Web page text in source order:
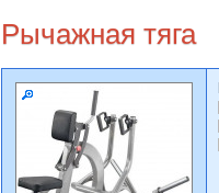
Рычажная тяга